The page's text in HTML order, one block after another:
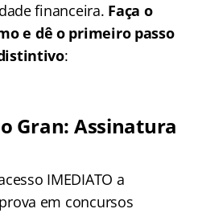
financeira. Faça o
e dê o primeiro passo
:
Gran: Assinatura
IMEDIATO a
em concursos